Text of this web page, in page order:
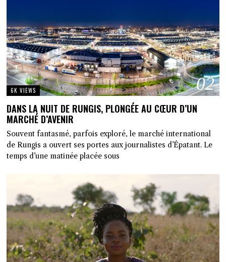
02
6K VIEWS
DANS LA NUIT DE RUNGIS, PLONGÉE AU CŒUR D’UN
MARCHÉ D’AVENIR
Souvent fantasmé, parfois exploré, le marché international
de Rungis a ouvert ses portes aux journalistes d’Épatant. Le
temps d’une matinée placée sous